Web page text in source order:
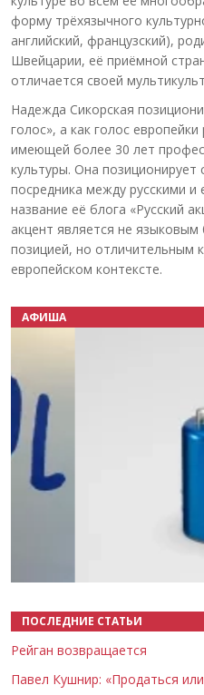
форму трёхязычного
английский, французский),
Швейцарии, её приёмной
отличается своей
Надежда Сикорская
голос», а как голос
имеющей более 30 лет
культуры. Она позиционирует
посредника между русскими и
название её блога «Русский
акцент является не
позицией, но отличительным
европейском контексте.
АФИША
ПОСЛЕДНИЕ СТАТЬИ
Рейган возвращается
Павел Кушнир: «Продаться